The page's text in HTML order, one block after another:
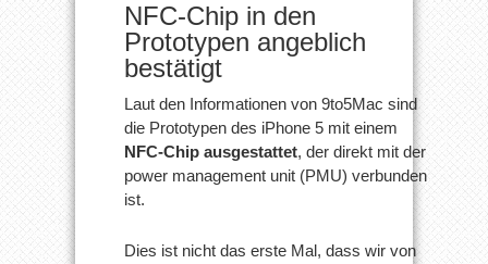
NFC-Chip in den
Prototypen angeblich
bestätigt
Laut den Informationen von 9to5Mac sind
die Prototypen des iPhone 5 mit einem
NFC-Chip ausgestattet, der direkt mit der
power management unit (PMU) verbunden
ist.
Dies ist nicht das erste Mal, dass wir von